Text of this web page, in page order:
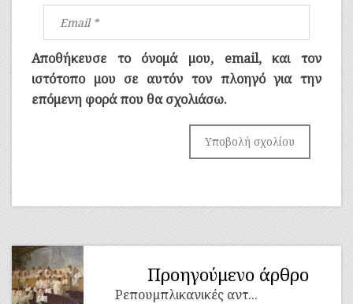
Αποθήκευσε το όνομά μου, email, και τον
ιστότοπο μου σε αυτόν τον πλοηγό για την
επόμενη φορά που θα σχολιάσω.
Προηγούμενο άρθρο
Ρεπουμπλικανικές αντ...